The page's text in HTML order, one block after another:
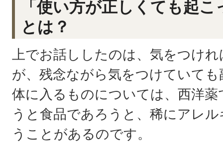
「使い方が正しくても起
とは？
上でお話ししたのは、気をつけ
が、残念ながら気をつけていて
体に入るものについては、西洋
うと食品であろうと、稀にアレ
うことがあるのです。